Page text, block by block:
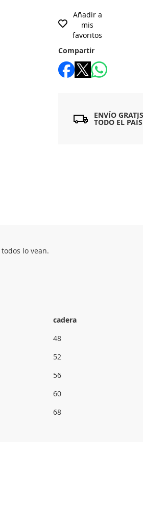
Añadir a
mis
favoritos
Compartir
ENVÍO
TODO EL PAÍS
lo vean.
cadera
48
52
56
60
68